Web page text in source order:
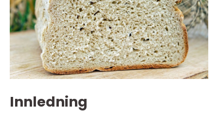
Innledning